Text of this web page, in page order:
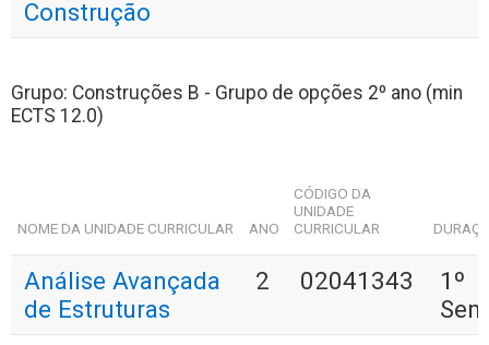
Construção
Grupo: Construções B - Grupo de opções 2º ano (min
ECTS 12.0)
NOME DA UNIDADE CURRICULAR ANO
CÓDIGO DA
UNIDADE
CURRICULAR
Análise Avançada
de Estruturas
2 02041343
1º